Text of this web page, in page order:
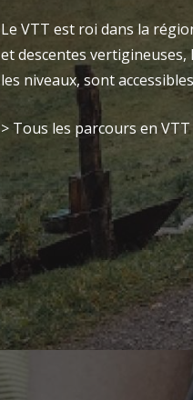
Le VTT est roi dans la
et descentes
les niveaux, sont
> Tous les parcours en VTT